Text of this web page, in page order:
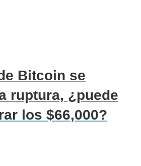
Bitcoin se
ruptura, ¿puede
los $66,000?